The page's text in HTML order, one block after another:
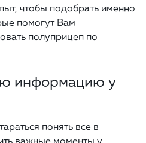
чтобы подобрать именно
помогут Вам
полуприцеп по
информацию у
понять все в
важные моменты у